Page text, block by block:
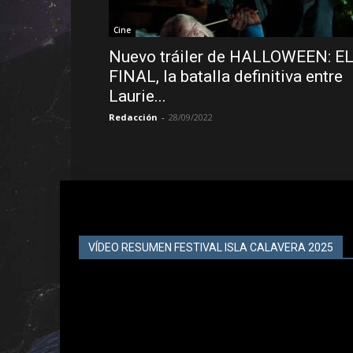
Cine
Nuevo tráiler de HALLOWEEN: EL
FINAL, la batalla definitiva entre
Laurie...
Redacción - 28/09/2022
VÍDEO RESUMEN FESTIVAL ISLA CALAVERA 2025